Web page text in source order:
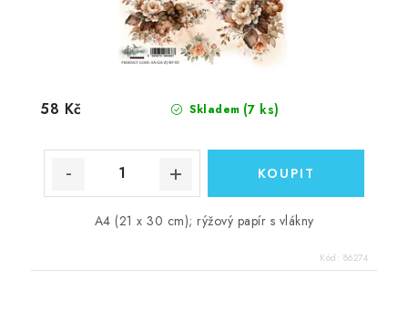
Skladem (7 ks)
58 Kč
A4 (21 x 30 cm); rýžový papír s vlákny
Kód: 86274